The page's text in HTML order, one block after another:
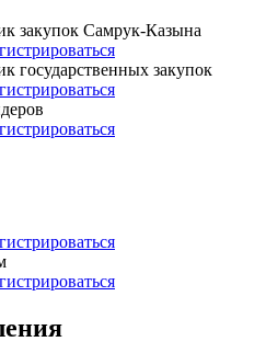
закупок Самрук-Казына
государственных закупок